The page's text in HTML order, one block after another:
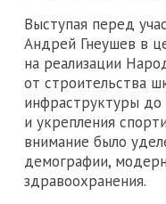
Выступая перед
Андрей Гнеушев в
на реализации
от строительства
инфраструктуры до
и укрепления
внимание было
демографии,
здравоохранения.